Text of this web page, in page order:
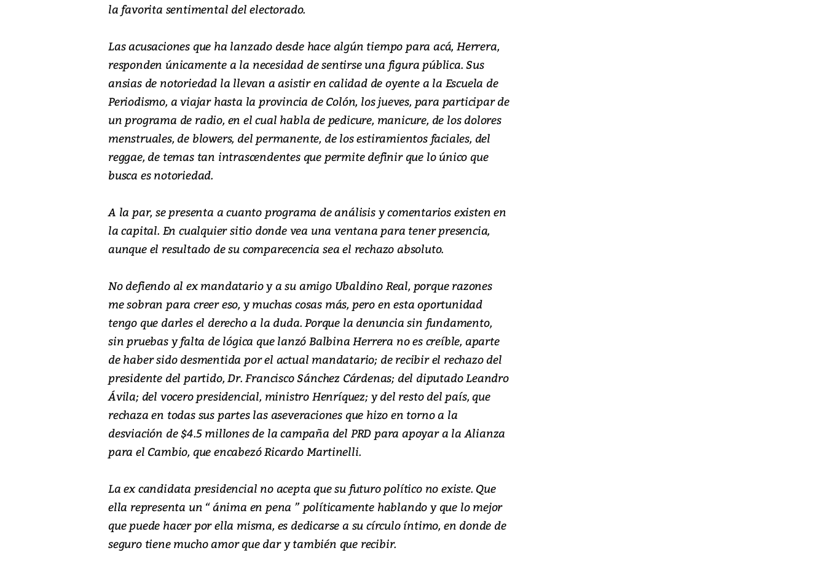
la favorita sentimental del electorado.
Las acusaciones que ha lanzado desde hace algún tiempo para acá, Herrera,
responden únicamente a la necesidad de sentirse una figura pública. Sus
ansias de notoriedad la llevan a asistir en calidad de oyente a la Escuela de
Periodismo, a viajar hasta la provincia de Colón, los jueves, para participar de
un programa de radio, en el cual habla de pedicure, manicure, de los dolores
menstruales, de blowers, del permanente, de los estiramientos faciales, del
reggae, de temas tan intrascendentes que permite definir que lo único que
busca es notoriedad.
A la par, se presenta a cuanto programa de análisis y comentarios existen en
la capital. En cualquier sitio donde vea una ventana para tener presencia,
aunque el resultado de su comparecencia sea el rechazo absoluto.
No defiendo al ex mandatario y a su amigo Ubaldino Real, porque razones
me sobran para creer eso, y muchas cosas más, pero en esta oportunidad
tengo que darles el derecho a la duda. Porque la denuncia sin fundamento,
sin pruebas y falta de lógica que lanzó Balbina Herrera no es creíble, aparte
de haber sido desmentida por el actual mandatario; de recibir el rechazo del
presidente del partido, Dr. Francisco Sánchez Cárdenas; del diputado Leandro
Ávila; del vocero presidencial, ministro Henríquez; y del resto del país, que
rechaza en todas sus partes las aseveraciones que hizo en torno a la
desviación de $4.5 millones de la campaña del PRD para apoyar a la Alianza
para el Cambio, que encabezó Ricardo Martinelli.
La ex candidata presidencial no acepta que su futuro político no existe. Que
ella representa un “ ánima en pena ” políticamente hablando y que lo mejor
que puede hacer por ella misma, es dedicarse a su círculo íntimo, en donde de
seguro tiene mucho amor que dar y también que recibir.